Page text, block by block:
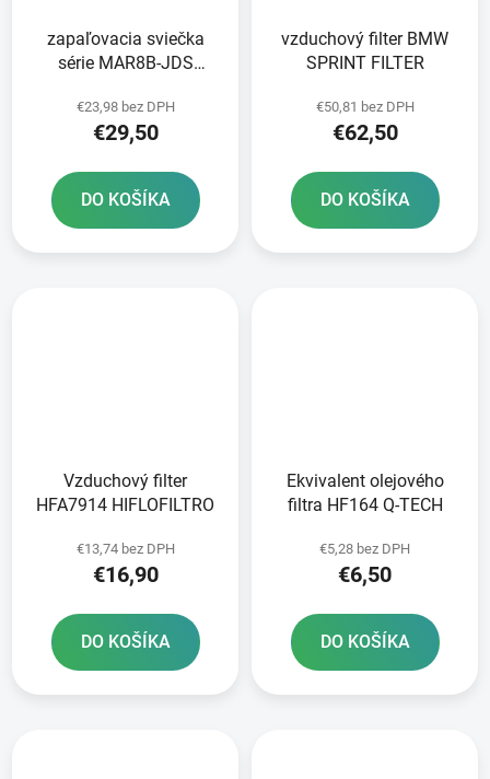
zapaľovacia sviečka
série MAR8B-JDS
€23,98 bez DPH
€29,50
DO KOŠÍKA
vzduchový filter BMW
SPRINT FILTER
€50,81 bez DPH
€62,50
DO KOŠÍKA
Vzduchový filter
HFA7914 HIFLOFILTRO
€13,74 bez DPH
€16,90
DO KOŠÍKA
Ekvivalent olejového
filtra HF164 Q-TECH
€5,28 bez DPH
€6,50
DO KOŠÍKA